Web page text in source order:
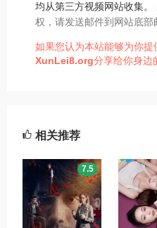
均从第三方视频网站收集。
权，请发送邮件到网站底部
如果您认为本站能够为你提
XunLei8.org分享给你身边
相关推荐
7.5